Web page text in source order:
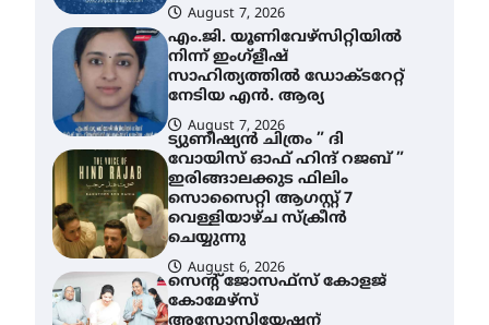
August 7, 2026
ട്യുണീഷ്യൻ ചിത്രം ” ദി
വോയിസ് ഓഫ് ഹിന്ദ് റജബ് ”
ഇരിങ്ങാലക്കുട ഫിലിം
സൊസൈറ്റി ആഗസ്റ്റ് 7
വെള്ളിയാഴ്ച സ്‌ക്രീൻ
ചെയ്യുന്നു
August 6, 2026
സെന്റ് ജോസഫ്സ് കോളജ്
കോമേഴ്‌സ്
അസോസിയേഷന്
തുടക്കമായി
കോമേഴ്സ്
എക്സ്പോയുമായി എസ്